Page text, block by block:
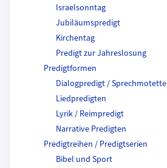
Israelsonntag
Jubiläumspredigt
Kirchentag
Predigt zur Jahreslosung
Predigtformen
Dialogpredigt / Sprechmotette
Liedpredigten
Lyrik / Reimpredigt
Narrative Predigten
Predigtreihen / Predigtserien
Bibel und Sport